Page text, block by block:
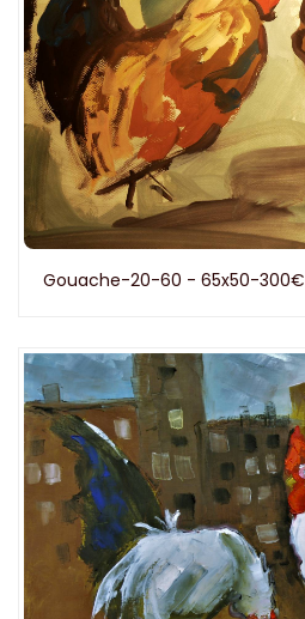
Gouache-20-60 - 65x50-300€